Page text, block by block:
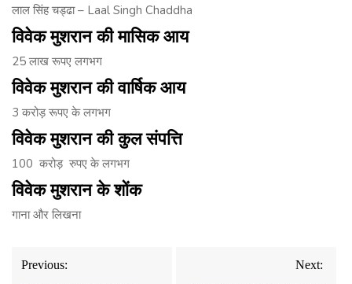
लाल सिंह चड्ढा – Laal Singh Chaddha
विवेक मुशरान की मासिक आय
25 लाख रूपए लगभग
विवेक मुशरान की वार्षिक आय
3 करोड़ रूपए के लगभग
विवेक मुशरान की कुल संपत्ति
100 करोड़ रुपए के लगभग
विवेक मुशरान के शोंक
गाना और लिखना
Post
navigation
Previous: Next: